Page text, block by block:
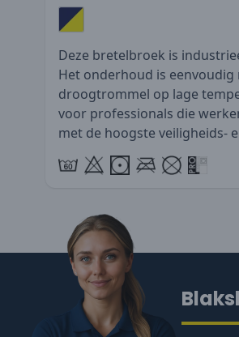
Deze bretelbroek is
Het onderhoud is eenvoudig
droogtrommel op lage
voor professionals die
met de hoogste veiligheids-